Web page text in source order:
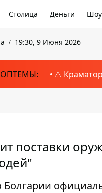
Столица Деньги
19:30, 9 Июня 2026
⚠️
поставки
Болгарии